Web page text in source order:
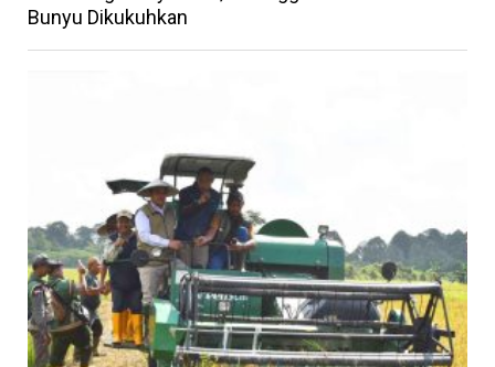
Bunyu Dikukuhkan